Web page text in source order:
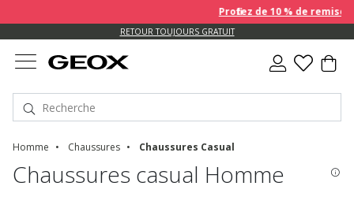
Profitez de 10 % de remise
RETOUR TOUJOURS GRATUIT
Homme Chaussures Chaussures Casual
Chaussures casual Homme